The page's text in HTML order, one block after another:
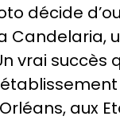
décide
Candelaria,
vrai succès
aux